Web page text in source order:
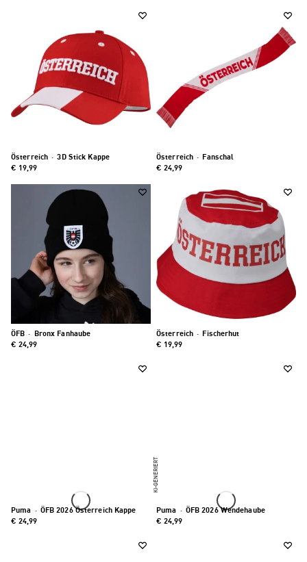
Österreich · 3D Stick Kappe
€ 19,99
Österreich · Fanschal
€ 24,99
ÖFB · Bronx Fanhaube
€ 24,99
Österreich · Fischerhut
€ 19,99
Puma · ÖFB 2026 Österreich Kappe
€ 24,99
KI-GENERIERT
Puma · ÖFB 2026 Wendehaube
€ 24,99